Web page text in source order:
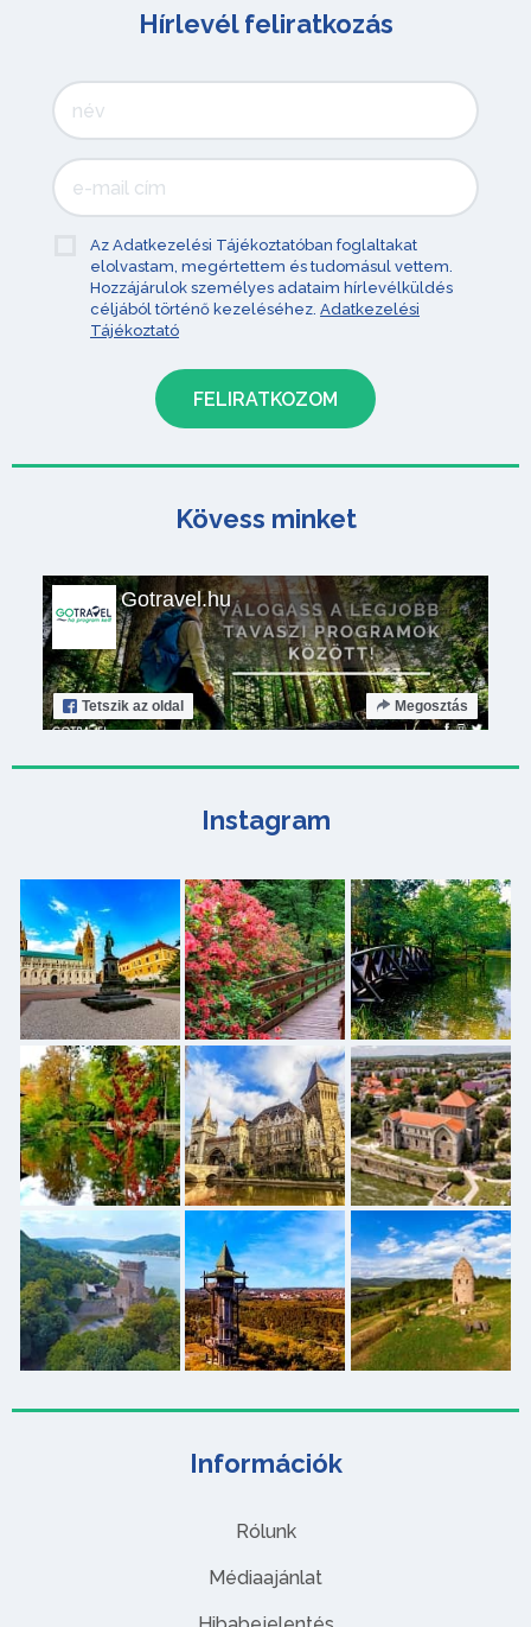
Információk
Rólunk
Médiaajánlat
Hírlevél feliratkozás
Az Adatkezelési Tájékoztatóban foglaltakat
elolvastam, megértettem és tudomásul vettem.
Hozzájárulok személyes adataim hírlevélküldés
céljából történő kezeléséhez. Adatkezelési
Tájékoztató
Kövess minket
Gotravel.hu
Tetszik az oldal Megosztás
Instagram